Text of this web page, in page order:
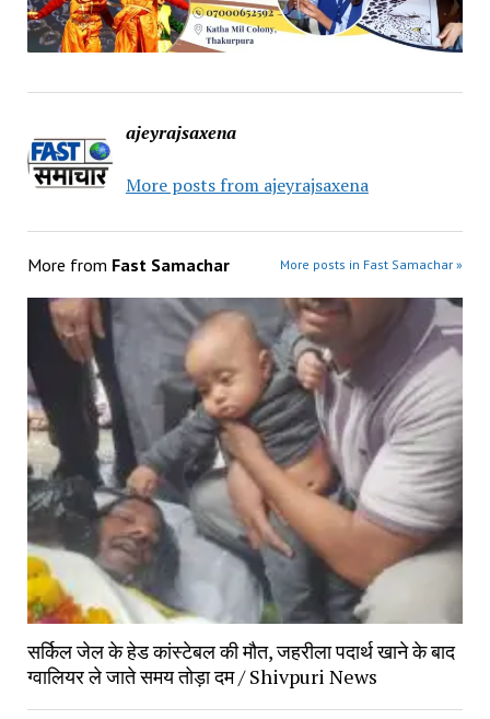
ajeyrajsaxena
More posts from ajeyrajsaxena
More from Fast Samachar More posts in Fast Samachar »
सर्किल जेल के हेड कांस्टेबल की मौत, जहरीला पदार्थ खाने के बाद
ग्वालियर ले जाते समय तोड़ा दम / Shivpuri News